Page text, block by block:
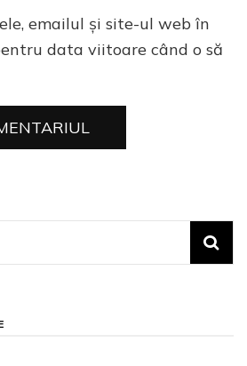
emailul și site-ul web în
data viitoare când o să